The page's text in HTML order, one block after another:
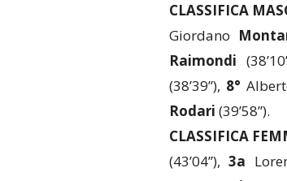
CLASSIFICA
Giordano
Raimondi
(38’39”), 8°
Rodari (39’58”).
CLASSIFICA
(43’04”),3a